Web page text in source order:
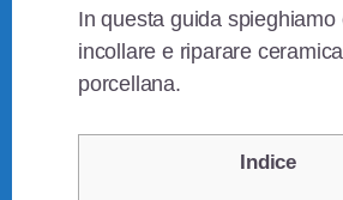
In questa guida spieghiamo
incollare e riparare
porcellana.
Indice